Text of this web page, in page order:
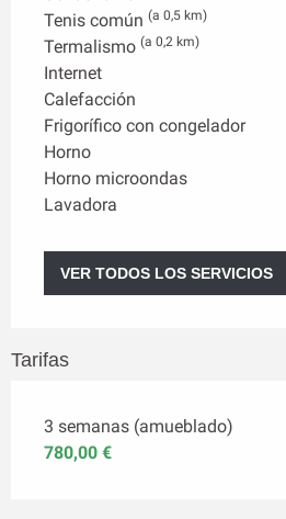
Tenis común (a 0,5 km)
Termalismo (a 0,2 km)
Internet
Calefacción
Frigorífico con congelador
Horno
Horno microondas
Lavadora
VER TODOS LOS SERVICIOS
Tarifas
3 semanas (amueblado)
780,00 €